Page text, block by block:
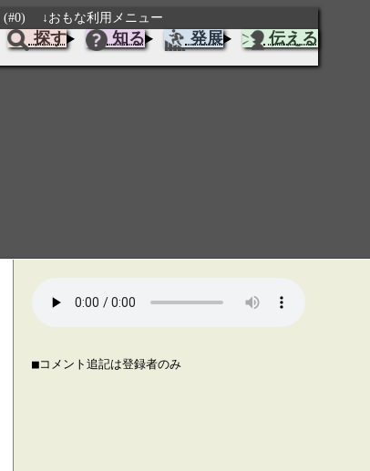
(#0) ↓おもな利用メニュー
探す 知る 発展 伝える
■コメント追記は登録者のみ